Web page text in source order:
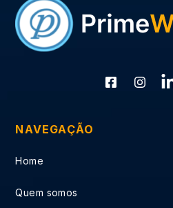
NAVEGAÇÃO
Home
Quem somos